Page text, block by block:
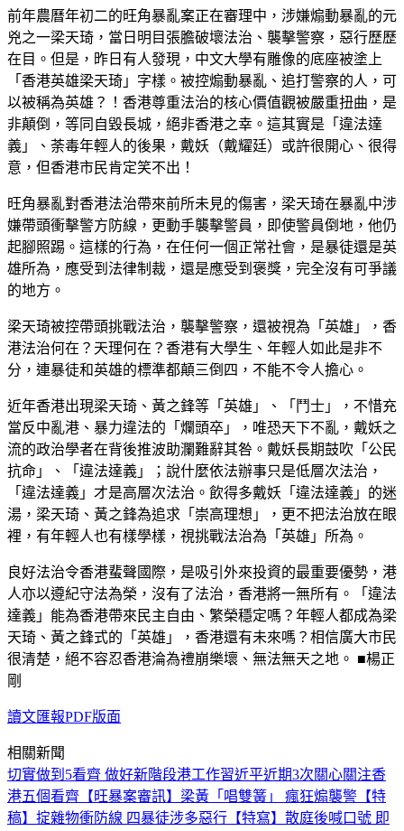
前年農曆年初二的旺角暴亂案正在審理中，涉嫌煽動暴亂的元
兇之一梁天琦，當日明目張膽破壞法治、襲擊警察，惡行歷歷
在目。但是，昨日有人發現，中文大學有雕像的底座被塗上
「香港英雄梁天琦」字樣。被控煽動暴亂、追打警察的人，可
以被稱為英雄？！香港尊重法治的核心價值觀被嚴重扭曲，是
非顛倒，等同自毀長城，絕非香港之幸。這其實是「違法達
義」、荼毒年輕人的後果，戴妖（戴耀廷）或許很開心、很得
意，但香港市民肯定笑不出！
旺角暴亂對香港法治帶來前所未見的傷害，梁天琦在暴亂中涉
嫌帶頭衝擊警方防線，更動手襲擊警員，即使警員倒地，他仍
起腳照踢。這樣的行為，在任何一個正常社會，是暴徒還是英
雄所為，應受到法律制裁，還是應受到褒獎，完全沒有可爭議
的地方。
梁天琦被控帶頭挑戰法治，襲擊警察，還被視為「英雄」，香
港法治何在？天理何在？香港有大學生、年輕人如此是非不
分，連暴徒和英雄的標準都顛三倒四，不能不令人擔心。
近年香港出現梁天琦、黃之鋒等「英雄」、「鬥士」，不惜充
當反中亂港、暴力違法的「爛頭卒」，唯恐天下不亂，戴妖之
流的政治學者在背後推波助瀾難辭其咎。戴妖長期鼓吹「公民
抗命」、「違法達義」；說什麼依法辦事只是低層次法治，
「違法達義」才是高層次法治。飲得多戴妖「違法達義」的迷
湯，梁天琦、黃之鋒為追求「崇高理想」，更不把法治放在眼
裡，有年輕人也有樣學樣，視挑戰法治為「英雄」所為。
良好法治令香港蜚聲國際，是吸引外來投資的最重要優勢，港
人亦以遵紀守法為榮，沒有了法治，香港將一無所有。「違法
達義」能為香港帶來民主自由、繁榮穩定嗎？年輕人都成為梁
天琦、黃之鋒式的「英雄」，香港還有未來嗎？相信廣大市民
很清楚，絕不容忍香港淪為禮崩樂壞、無法無天之地。 ■楊正
剛
讀文匯報PDF版面
相關新聞
切實做到5看齊 做好新階段港工作習近平近期3次關心關注香
港五個看齊 【旺暴案審訊】梁黃「唱雙簧」 瘋狂煽襲警 【特
稿】掟雜物衝防線 四暴徒涉多惡行 【特寫】散庭後喊口號 即